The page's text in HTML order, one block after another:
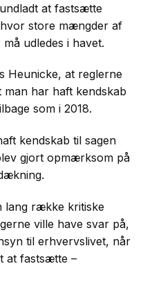
at fastsætte
store mængder af
udledes i havet.
Heunicke, at reglerne
har haft kendskab
som i 2018.
kendskab til sagen
gjort opmærksom på
lang række kritiske
ville have svar på,
til erhvervslivet, når
at fastsætte –